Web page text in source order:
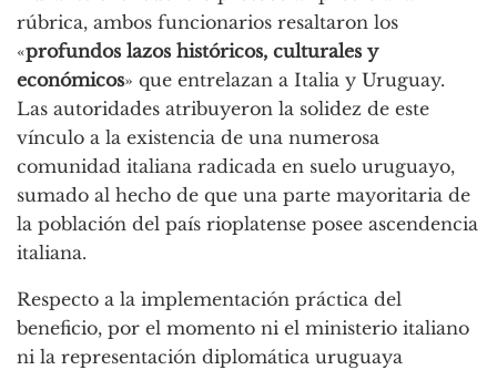
rúbrica, ambos funcionarios resaltaron los
«profundos lazos históricos, culturales y
económicos» que entrelazan a Italia y Uruguay.
Las autoridades atribuyeron la solidez de este
vínculo a la existencia de una numerosa
comunidad italiana radicada en suelo uruguayo,
sumado al hecho de que una parte mayoritaria de
la población del país rioplatense posee ascendencia
italiana.
Respecto a la implementación práctica del
beneficio, por el momento ni el ministerio italiano
ni la representación diplomática uruguaya